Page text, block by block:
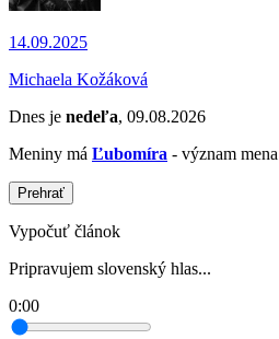
14.09.2025
Michaela Kožáková
Dnes je nedeľa, 09.08.2026
Meniny má Ľubomíra - význam mena
Prehrať
Vypočuť článok
Pripravujem slovenský hlas...
0:00